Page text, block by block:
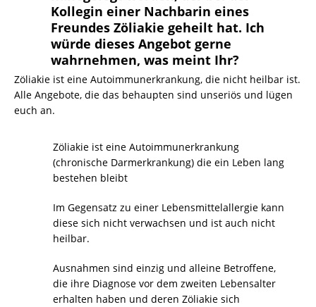
Kollegin einer Nachbarin eines
Freundes Zöliakie geheilt hat. Ich
würde dieses Angebot gerne
wahrnehmen, was meint Ihr?
Zöliakie ist eine Autoimmunerkrankung, die nicht heilbar ist.
Alle Angebote, die das behaupten sind unseriös und lügen
euch an.
Zöliakie ist eine Autoimmunerkrankung
(chronische Darmerkrankung) die ein Leben lang
bestehen bleibt
Im Gegensatz zu einer Lebensmittelallergie kann
diese sich nicht verwachsen und ist auch nicht
heilbar.
Ausnahmen sind einzig und alleine Betroffene,
die ihre Diagnose vor dem zweiten Lebensalter
erhalten haben und deren Zöliakie sich